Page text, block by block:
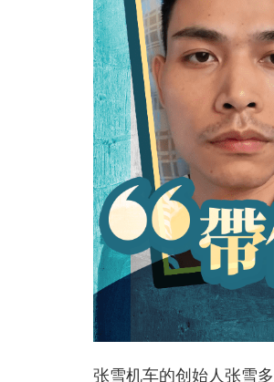
张雪机车的创始人张雪